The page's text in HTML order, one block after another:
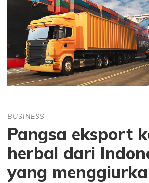
BUSINESS
Pangsa eksport
herbal dari
yang